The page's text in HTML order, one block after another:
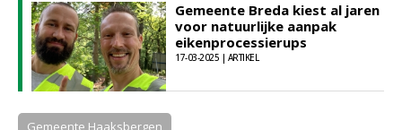
Gemeente Breda kiest al jaren
voor natuurlijke aanpak
eikenprocessierups
17-03-2025 | ARTIKEL
Gemeente Haaksbergen